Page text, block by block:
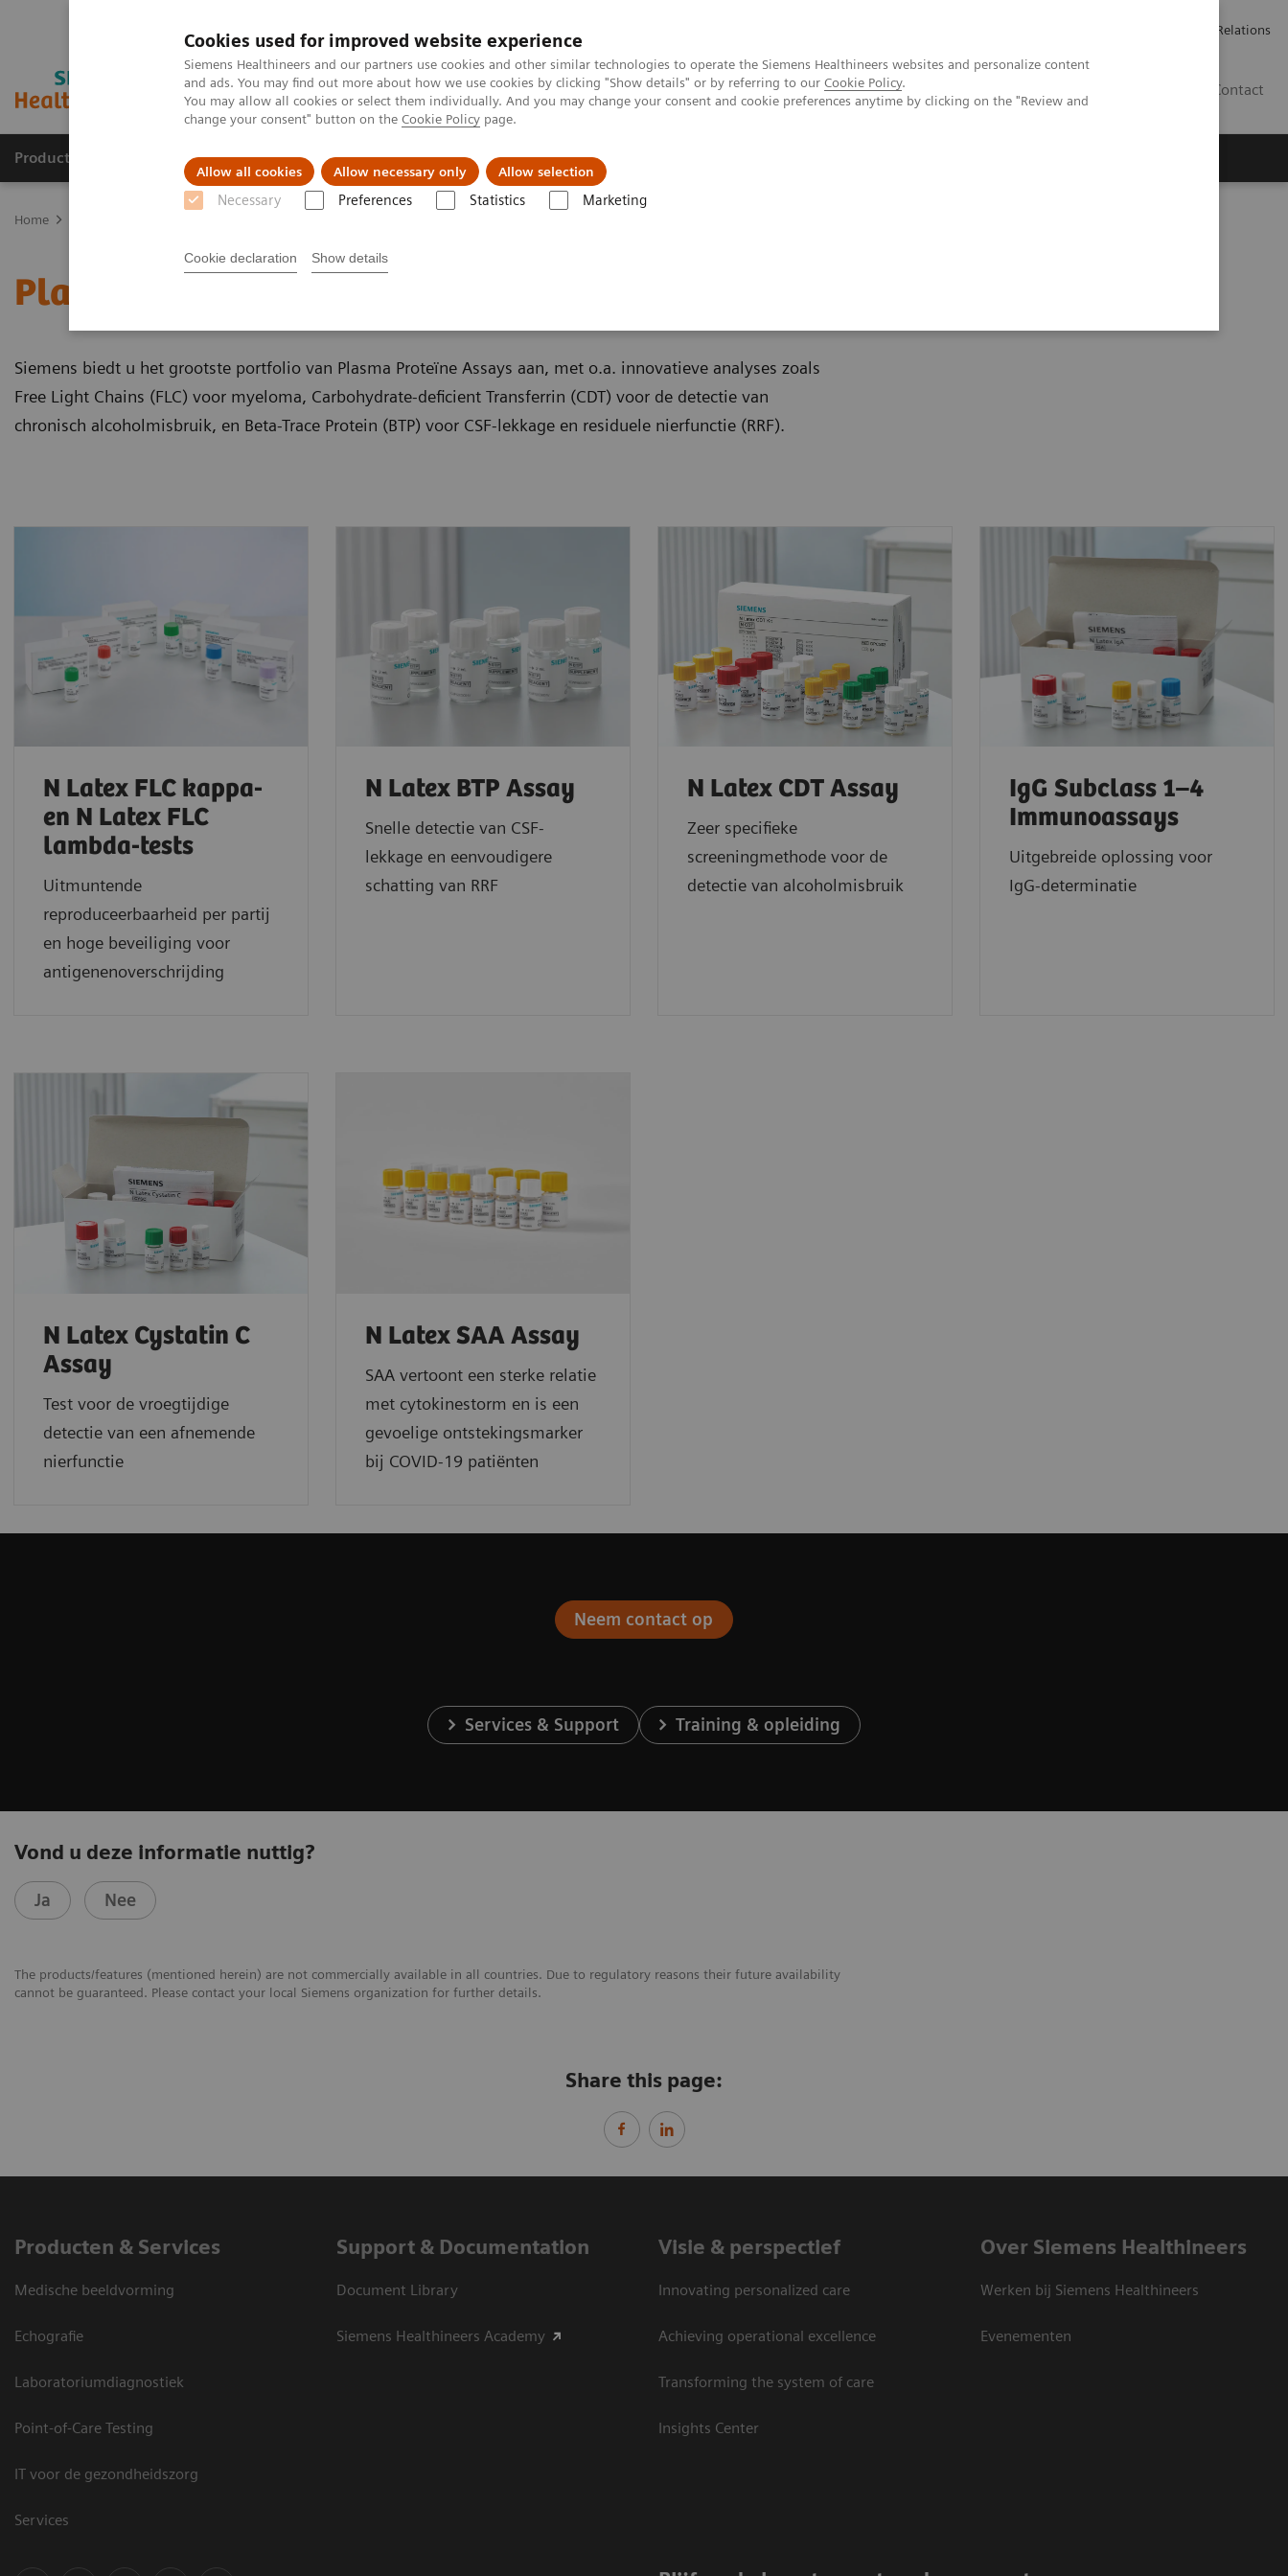
Cookies used for improved website experience
Siemens Healthineers and our partners use cookies and other similar technologies to operate the Siemens Healthineers websites and personalize content
and ads. You may find out more about how we use cookies by clicking "Show details" or by referring to our Cookie Policy.
You may allow all cookies or select them individually. And you may change your consent and cookie preferences anytime by clicking on the "Review and
change your consent" button on the Cookie Policy page.
Allow all cookies Allow necessary only Allow selection
Necessary Preferences Statistics Marketing
Cookie declaration Show details
Investor Relations
Contact
Producten & Services Over ons Clinical Fields Visie & perspectief
Home
Plasma Proteïne Assays
Siemens biedt u het grootste portfolio van Plasma Proteïne Assays aan, met o.a. innovatieve analyses zoals
Free Light Chains (FLC) voor myeloma, Carbohydrate-deficient Transferrin (CDT) voor de detectie van
chronisch alcoholmisbruik, en Beta-Trace Protein (BTP) voor CSF-lekkage en residuele nierfunctie (RRF).
N Latex FLC kappa-
en N Latex FLC
lambda-tests
Uitmuntende
reproduceerbaarheid per partij
en hoge beveiliging voor
antigenenoverschrijding
N Latex BTP Assay
Snelle detectie van CSF-
lekkage en eenvoudigere
schatting van RRF
N Latex CDT Assay
Zeer specifieke
screeningmethode voor de
detectie van alcoholmisbruik
IgG Subclass 1–4
Immunoassays
Uitgebreide oplossing voor
IgG-determinatie
N Latex Cystatin C
Assay
Test voor de vroegtijdige
detectie van een afnemende
nierfunctie
N Latex SAA Assay
SAA vertoont een sterke relatie
met cytokinestorm en is een
gevoelige ontstekingsmarker
bij COVID-19 patiënten
Neem contact op
Services & Support Training & opleiding
Vond u deze informatie nuttig?
Ja Nee
The products/features (mentioned herein) are not commercially available in all countries. Due to regulatory reasons their future availability
cannot be guaranteed. Please contact your local Siemens organization for further details.
Share this page:
Producten & Services
Medische beeldvorming
Echografie
Laboratoriumdiagnostiek
Point-of-Care Testing
IT voor de gezondheidszorg
Services
Support & Documentation
Document Library
Siemens Healthineers Academy
Visie & perspectief
Innovating personalized care
Achieving operational excellence
Transforming the system of care
Insights Center
Over Siemens Healthineers
Werken bij Siemens Healthineers
Evenementen